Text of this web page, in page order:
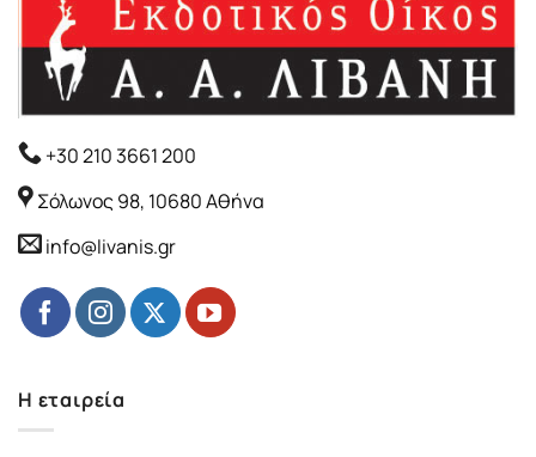
+30 210 3661 200
Σόλωνος 98, 10680 Αθήνα
info@livanis.gr
Η εταιρεία